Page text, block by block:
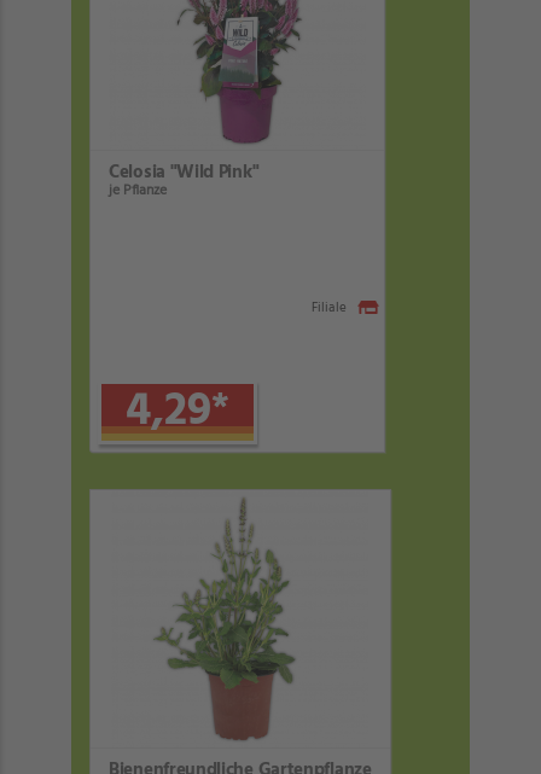
Celosia "Wild Pink"
je Pflanze
4,29*
Filiale